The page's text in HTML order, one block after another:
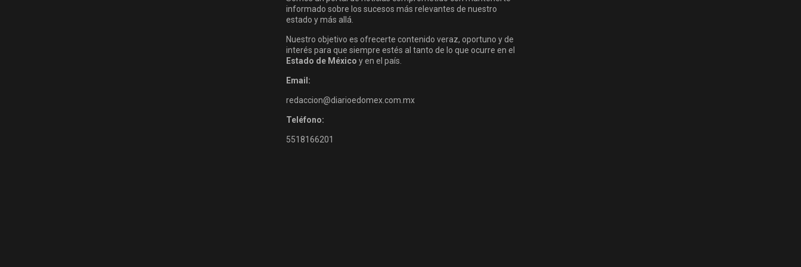
informado sobre los sucesos más relevantes de nuestro
estado y más allá.
Nuestro objetivo es ofrecerte contenido veraz, oportuno y de
interés para que siempre estés al tanto de lo que ocurre en el
Estado de México y en el país.
Email:
redaccion@diarioedomex.com.mx
Teléfono:
5518166201